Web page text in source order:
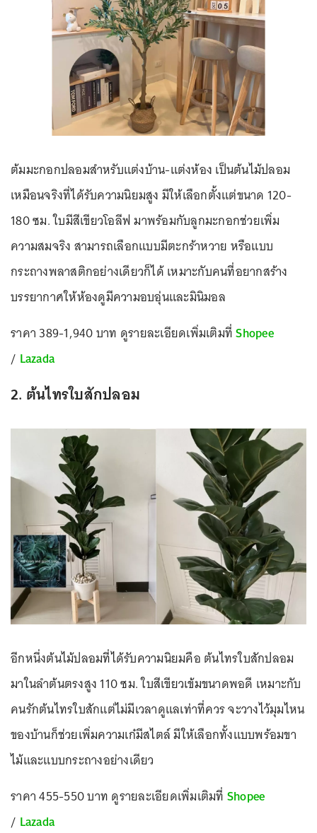
ต้มมะกอกปลอมสำหรับแต่งบ้าน-แต่งห้อง เป็นต้นไม้ปลอม
เหมือนจริงที่ได้รับความนิยมสูง มีให้เลือกตั้งแต่ขนาด 120-
180 ซม. ใบมีสีเขียวโอลีฟ มาพร้อมกับลูกมะกอกช่วยเพิ่ม
ความสมจริง สามารถเลือกแบบมีตะกร้าหวาย หรือแบบ
กระถางพลาสติกอย่างเดียวก็ได้ เหมาะกับคนที่อยากสร้าง
บรรยากาศให้ห้องดูมีความอบอุ่นและมินิมอล
ราคา 389-1,940 บาท ดูรายละเอียดเพิ่มเติมที่Shopee
/ Lazada
2. ต้นไทรใบสักปลอม
อีกหนึ่งต้นไม้ปลอมที่ได้รับความนิยมคือ ต้นไทรใบสักปลอม
มาในลำต้นตรงสูง 110 ซม. ใบสีเขียวเข้มขนาดพอดี เหมาะกับ
คนรักต้นไทรใบสักแต่ไม่มีเวลาดูแลเท่าที่ควร จะวางไว้มุมไหน
ของบ้านก็ช่วยเพิ่มความเก๋มีสไตล์ มีให้เลือกทั้งแบบพร้อมขา
ไม้และแบบกระถางอย่างเดียว
ราคา 455-550 บาท ดูรายละเอียดเพิ่มเติมที่ Shopee
/ Lazada